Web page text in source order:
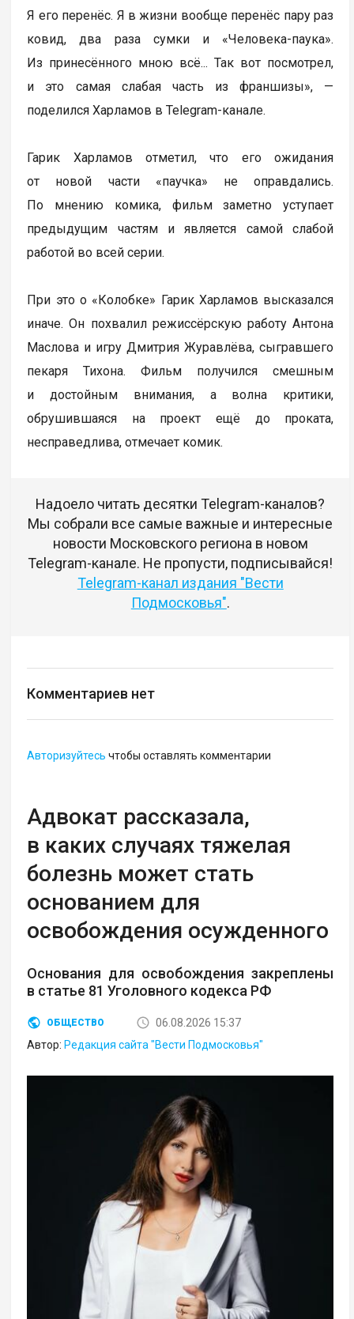
Я его перенёс. Я в жизни вообще перенёс пару раз
ковид, два раза сумки и «Человека-паука».
Из принесённого мною всё... Так вот посмотрел,
и это самая слабая часть из франшизы», —
поделился Харламов в Telegram-канале.
Гарик Харламов отметил, что его ожидания
от новой части «паучка» не оправдались.
По мнению комика, фильм заметно уступает
предыдущим частям и является самой слабой
работой во всей серии.
При это о «Колобке» Гарик Харламов высказался
иначе. Он похвалил режиссёрскую работу Антона
Маслова и игру Дмитрия Журавлёва, сыгравшего
пекаря Тихона. Фильм получился смешным
и достойным внимания, а волна критики,
обрушившаяся на проект ещё до проката,
несправедлива, отмечает комик.
Надоело читать десятки Telegram-каналов?
Мы собрали все самые важные и интересные
новости Московского региона в новом
Telegram-канале. Не пропусти, подписывайся!
Telegram-канал издания "Вести
Подмосковья".
Комментариев нет
Авторизуйтесь чтобы оставлять комментарии
Адвокат рассказала,
в каких случаях тяжелая
болезнь может стать
основанием для
освобождения осужденного
Основания для освобождения закреплены
в статье 81 Уголовного кодекса РФ
ОБЩЕСТВО
06.08.2026 15:37
Автор: Редакция сайта "Вести Подмосковья"